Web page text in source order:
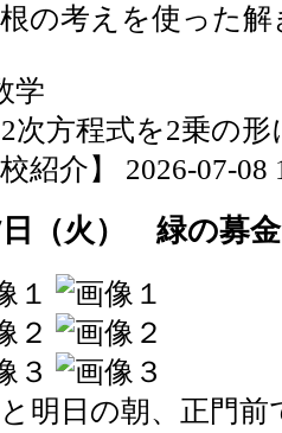
の考えを使った解
学
次方程式を2乗の
校紹介】 2026-07-08
日（火） 緑の募金
明日の朝、正門